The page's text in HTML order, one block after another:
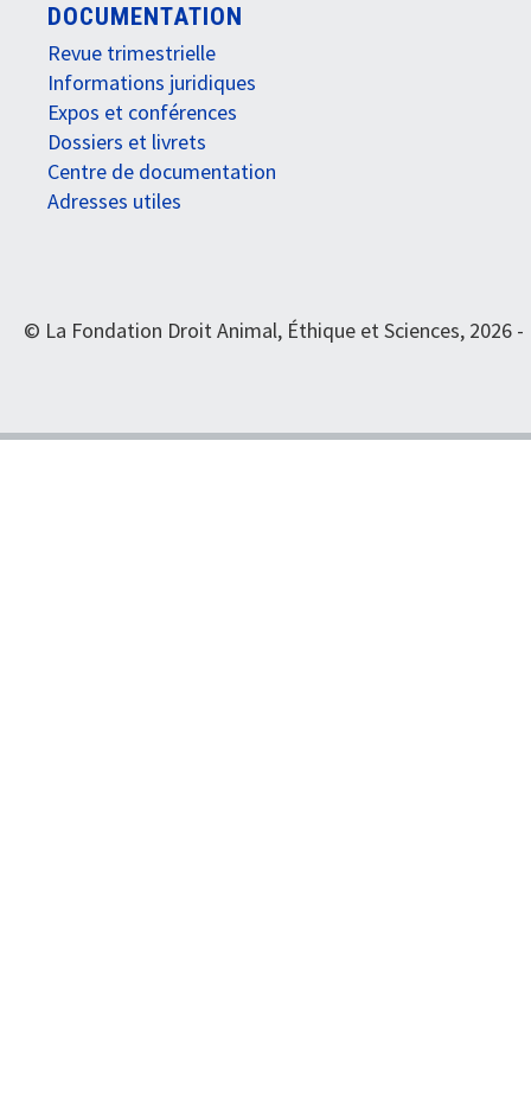
DOCUMENTATION
Revue trimestrielle
Informations juridiques
Expos et conférences
Dossiers et livrets
Centre de documentation
Adresses utiles
© La Fondation Droit Animal, Éthique et Sciences, 2026 -